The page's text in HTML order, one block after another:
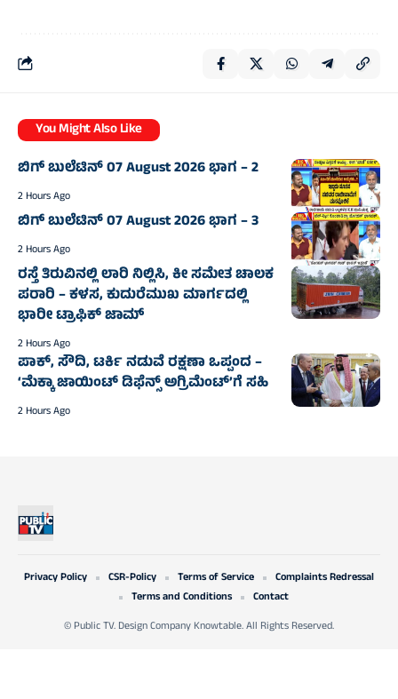
You Might Also Like
ಬಿಗ್‌ ಬುಲೆಟಿನ್‌ 07 August 2026 ಭಾಗ – 2
2 Hours Ago
ಬಿಗ್‌ ಬುಲೆಟಿನ್‌ 07 August 2026 ಭಾಗ – 3
2 Hours Ago
ರಸ್ತೆ ತಿರುವಿನಲ್ಲಿ ಲಾರಿ ನಿಲ್ಲಿಸಿ, ಕೀ ಸಮೇತ ಚಾಲಕ
ಪರಾರಿ – ಕಳಸ, ಕುದುರೆಮುಖ ಮಾರ್ಗದಲ್ಲಿ‌
ಭಾರೀ ಟ್ರಾಫಿಕ್‌ ಜಾಮ್
2 Hours Ago
ಪಾಕ್, ಸೌದಿ, ಟರ್ಕಿ ನಡುವೆ ರಕ್ಷಣಾ ಒಪ್ಪಂದ –
‘ಮೆಕ್ಕಾ ಜಾಯಿಂಟ್ ಡಿಫೆನ್ಸ್ ಅಗ್ರಿಮೆಂಟ್’ಗೆ ಸಹಿ
2 Hours Ago
© Public TV. Design Company Knowtable. All Rights Reserved.
Privacy Policy CSR-Policy Terms of Service
Complaints Redressal
Terms and Conditions
Contact